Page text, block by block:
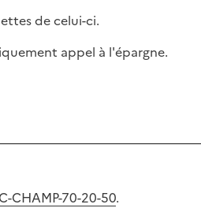
de celui-ci.
appel à l'épargne.
CHAMP-70-20-50.